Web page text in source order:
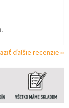
ďalšie recenzie